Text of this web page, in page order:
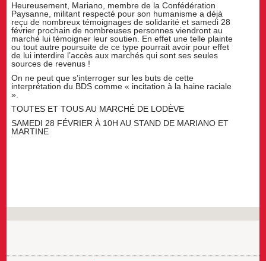
Heureusement, Mariano, membre de la Confédération
Paysanne, militant respecté pour son humanisme a déjà
reçu de nombreux témoignages de solidarité et samedi 28
février prochain de nombreuses personnes viendront au
marché lui témoigner leur soutien. En effet une telle plainte
ou tout autre poursuite de ce type pourrait avoir pour effet
de lui interdire l’accès aux marchés qui sont ses seules
sources de revenus !
On ne peut que s’interroger sur les buts de cette
interprétation du BDS comme « incitation à la haine raciale
».
TOUTES ET TOUS AU MARCHÉ DE LODÈVE
SAMEDI 28 FÉVRIER À 10H AU STAND DE MARIANO ET
MARTINE